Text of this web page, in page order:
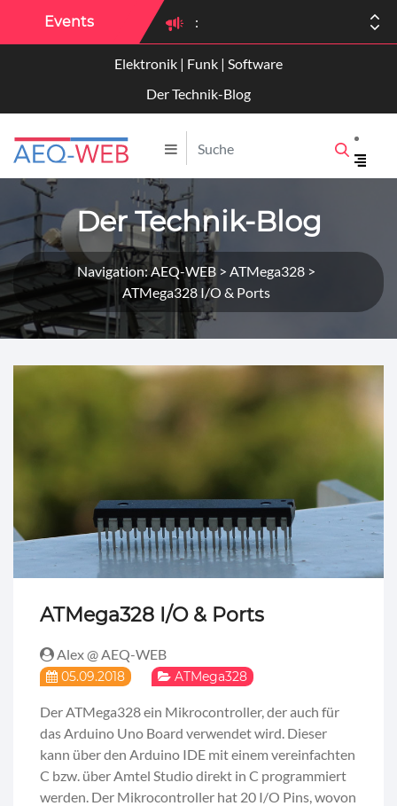
Events :
:
Elektronik | Funk | Software
Der Technik-Blog
Der Technik-Blog
Navigation: AEQ-WEB > ATMega328 >
ATMega328 I/O & Ports
ATMega328 I/O & Ports
Alex @ AEQ-WEB
05.09.2018 ATMega328
Der ATMega328 ein Mikrocontroller, der auch für
das Arduino Uno Board verwendet wird. Dieser
kann über den Arduino IDE mit einem vereinfachten
C bzw. über Amtel Studio direkt in C programmiert
werden. Der Mikrocontroller hat 20 I/O Pins, wovon